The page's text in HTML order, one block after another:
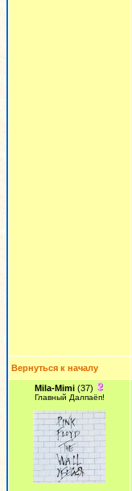
Вернуться к началу
Mila-Mimi(37)
Главный Далпаёп!